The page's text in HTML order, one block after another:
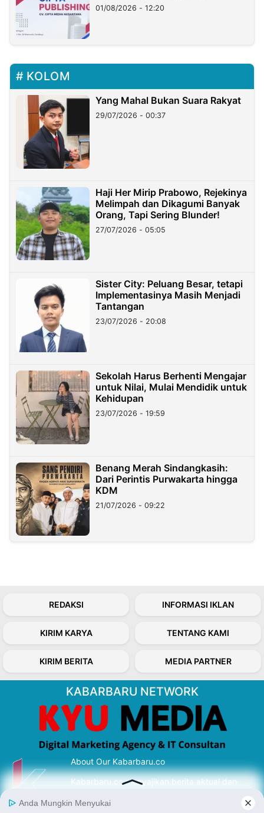
01/08/2026 - 12:20
KOLOM
Yang Mahal Bukan Suara Rakyat
29/07/2026 - 00:37
Haji Her Mirip Prabowo, Rejekinya
Melimpah dan Dikagumi Banyak
Orang, Tapi Sering Blunder!
27/07/2026 - 05:05
Sister City: Peluang Besar, tetapi
Implementasinya Masih Menjadi
Tantangan
23/07/2026 - 20:08
Sekolah Harus Berhenti Mengajar
untuk Nilai, Mulai Mendidik untuk
Kehidupan
23/07/2026 - 19:59
Benang Merah Sindangkasih:
Dari Perintis Purwakarta hingga
KDM
21/07/2026 - 09:22
REDAKSI INFORMASI IKLAN
KIRIM KARYA TENTANG KAMI
KIRIM BERITA MEDIA PARTNER
KABARBARU NETWORK
About Our Kabarbaru.co
Kabarbaru.co menyajikan berita aktual dan
serta terverifikasi dari sumber yang tepat.